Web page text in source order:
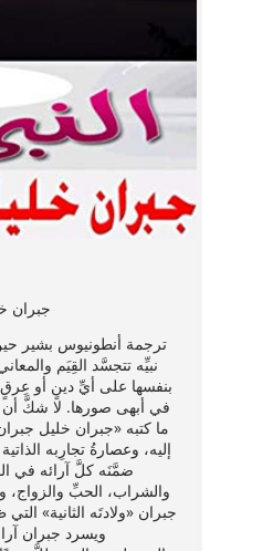
جبران
ترجمة أنطونيوس بشير
نبيِّه تتجسَّد القِيَم
بنفسها على أيِّ دينٍ أو عِرقٍ
في أبهى صورها. لا شكَّ أن
ما كتبه «جبران خليل
إليه، وعصارةُ تجارِبه
ضمَّنَه كلَّ آرائه في
والشراب، الحبِّ والزواج،
جبران «ولادتَه الثانية»
ويسرد جبران